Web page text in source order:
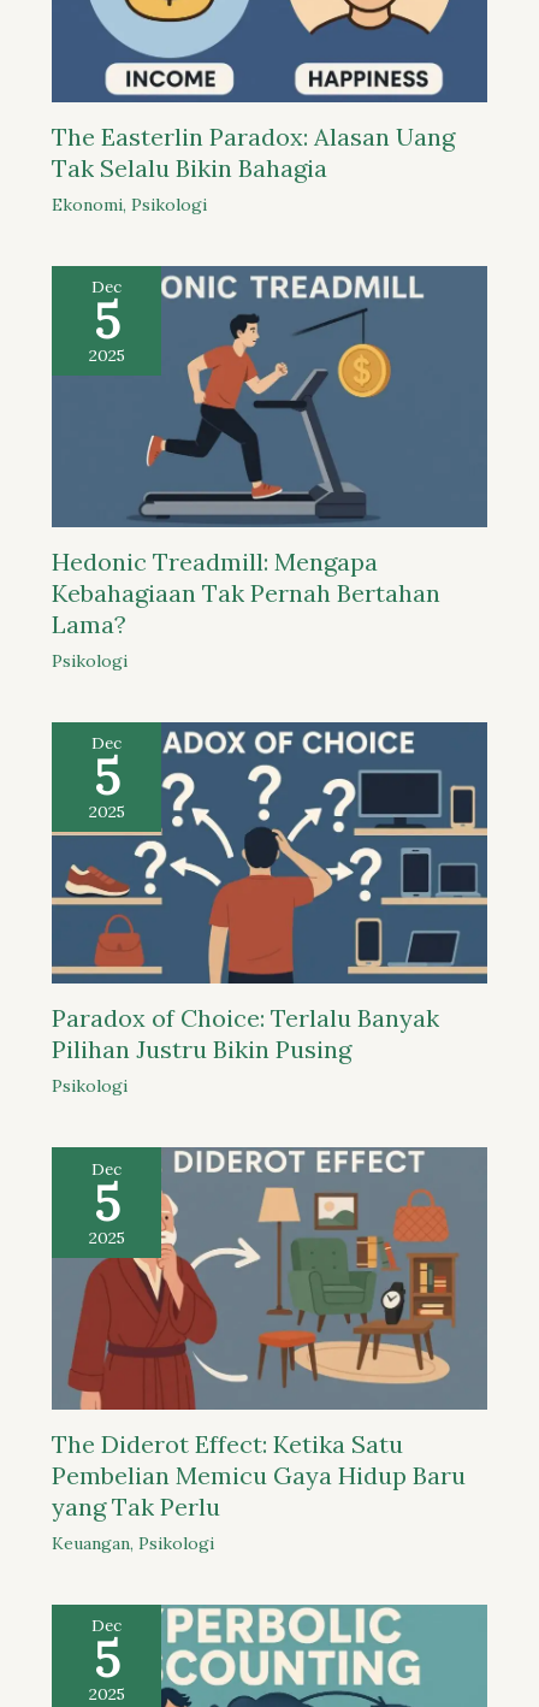
The Easterlin Paradox: Alasan Uang
Tak Selalu Bikin Bahagia
Ekonomi, Psikologi
Dec
5
2025
Hedonic Treadmill: Mengapa
Kebahagiaan Tak Pernah Bertahan
Lama?
Psikologi
Dec
5
2025
Paradox of Choice: Terlalu Banyak
Pilihan Justru Bikin Pusing
Psikologi
Dec
5
2025
The Diderot Effect: Ketika Satu
Pembelian Memicu Gaya Hidup Baru
yang Tak Perlu
Keuangan, Psikologi
Dec
5
2025